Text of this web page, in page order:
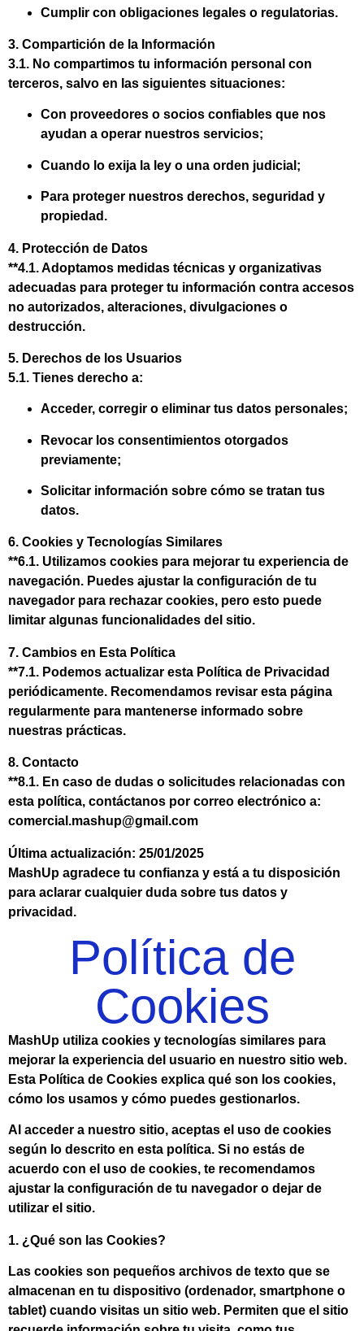
Cumplir con obligaciones legales o regulatorias.
3. Compartición de la Información
3.1. No compartimos tu información personal con
terceros, salvo en las siguientes situaciones:
Con proveedores o socios confiables que nos
ayudan a operar nuestros servicios;
Cuando lo exija la ley o una orden judicial;
Para proteger nuestros derechos, seguridad y
propiedad.
4. Protección de Datos
**4.1. Adoptamos medidas técnicas y organizativas
adecuadas para proteger tu información contra accesos
no autorizados, alteraciones, divulgaciones o
destrucción.
5. Derechos de los Usuarios
5.1. Tienes derecho a:
Acceder, corregir o eliminar tus datos personales;
Revocar los consentimientos otorgados
previamente;
Solicitar información sobre cómo se tratan tus
datos.
6. Cookies y Tecnologías Similares
**6.1. Utilizamos cookies para mejorar tu experiencia de
navegación. Puedes ajustar la configuración de tu
navegador para rechazar cookies, pero esto puede
limitar algunas funcionalidades del sitio.
7. Cambios en Esta Política
**7.1. Podemos actualizar esta Política de Privacidad
periódicamente. Recomendamos revisar esta página
regularmente para mantenerse informado sobre
nuestras prácticas.
8. Contacto
**8.1. En caso de dudas o solicitudes relacionadas con
esta política, contáctanos por correo electrónico a:
comercial.mashup@gmail.com
Última actualización: 25/01/2025
MashUp agradece tu confianza y está a tu disposición
para aclarar cualquier duda sobre tus datos y
privacidad.
Política de
Cookies
MashUp utiliza cookies y tecnologías similares para
mejorar la experiencia del usuario en nuestro sitio web.
Esta Política de Cookies explica qué son los cookies,
cómo los usamos y cómo puedes gestionarlos.
Al acceder a nuestro sitio, aceptas el uso de cookies
según lo descrito en esta política. Si no estás de
acuerdo con el uso de cookies, te recomendamos
ajustar la configuración de tu navegador o dejar de
utilizar el sitio.
1. ¿Qué son las Cookies?
Las cookies son pequeños archivos de texto que se
almacenan en tu dispositivo (ordenador, smartphone o
tablet) cuando visitas un sitio web. Permiten que el sitio